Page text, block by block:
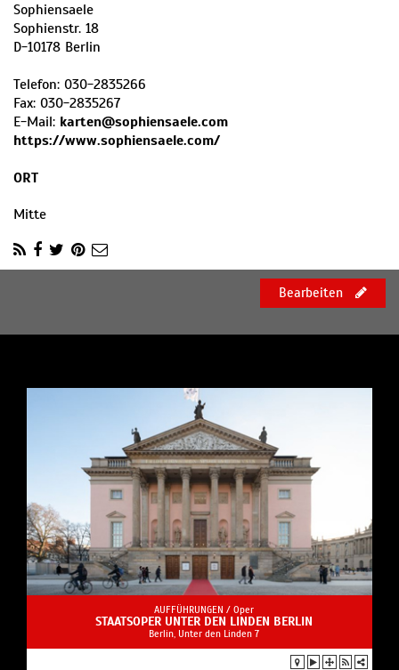
Sophiensaele
Sophienstr. 18
D-10178 Berlin
Telefon: 030-2835266
Fax: 030-2835267
E-Mail: karten@sophiensaele.com
https://www.sophiensaele.com/
ORT
Mitte
Bearbeiten
AUFFÜHRUNGEN / Oper
STAATSOPER UNTER DEN LINDEN BERLIN
Berlin, Unter den Linden 7